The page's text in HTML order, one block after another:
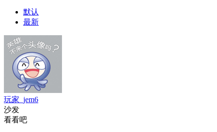
默认
最新
玩家_jem6
沙发
看看吧